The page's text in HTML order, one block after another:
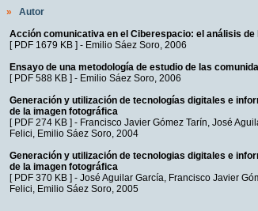
»
Autor
Acción comunicativa en el Ciberespacio: el análisis de
[ PDF 1679 KB] - Emilio Sáez Soro, 2006
Ensayo de una metodología de estudio de las
[ PDF 588 KB] - Emilio Sáez Soro, 2006
Generación y utilización de tecnologías digitales e
de la imagen fotográfica
[ PDF 274 KB] - Francisco Javier Gómez Tarín, José
Felici, Emilio Sáez Soro, 2004
Generación y utilización de tecnologias digitales e
de la imagen fotográfica
[ PDF 370 KB] - José Aguilar García, Francisco Javier
Felici, Emilio Sáez Soro, 2005